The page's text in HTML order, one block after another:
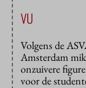
VU
Volgens de
Amsterdam
onzuivere
voor de